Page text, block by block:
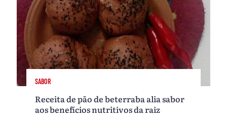
SABOR
Receita de pão de beterraba alia sabor
aos benefícios nutritivos da raiz